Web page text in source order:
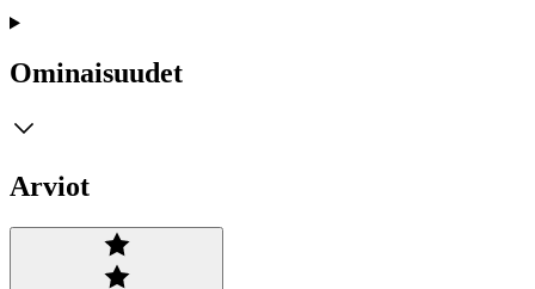
Ominaisuudet
Arviot